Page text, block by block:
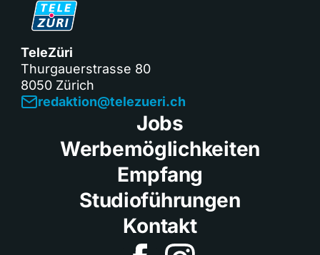
TeleZüri
Thurgauerstrasse 80
8050 Zürich
redaktion@telezueri.ch
Jobs
Werbemöglichkeiten
Empfang
Studioführungen
Kontakt